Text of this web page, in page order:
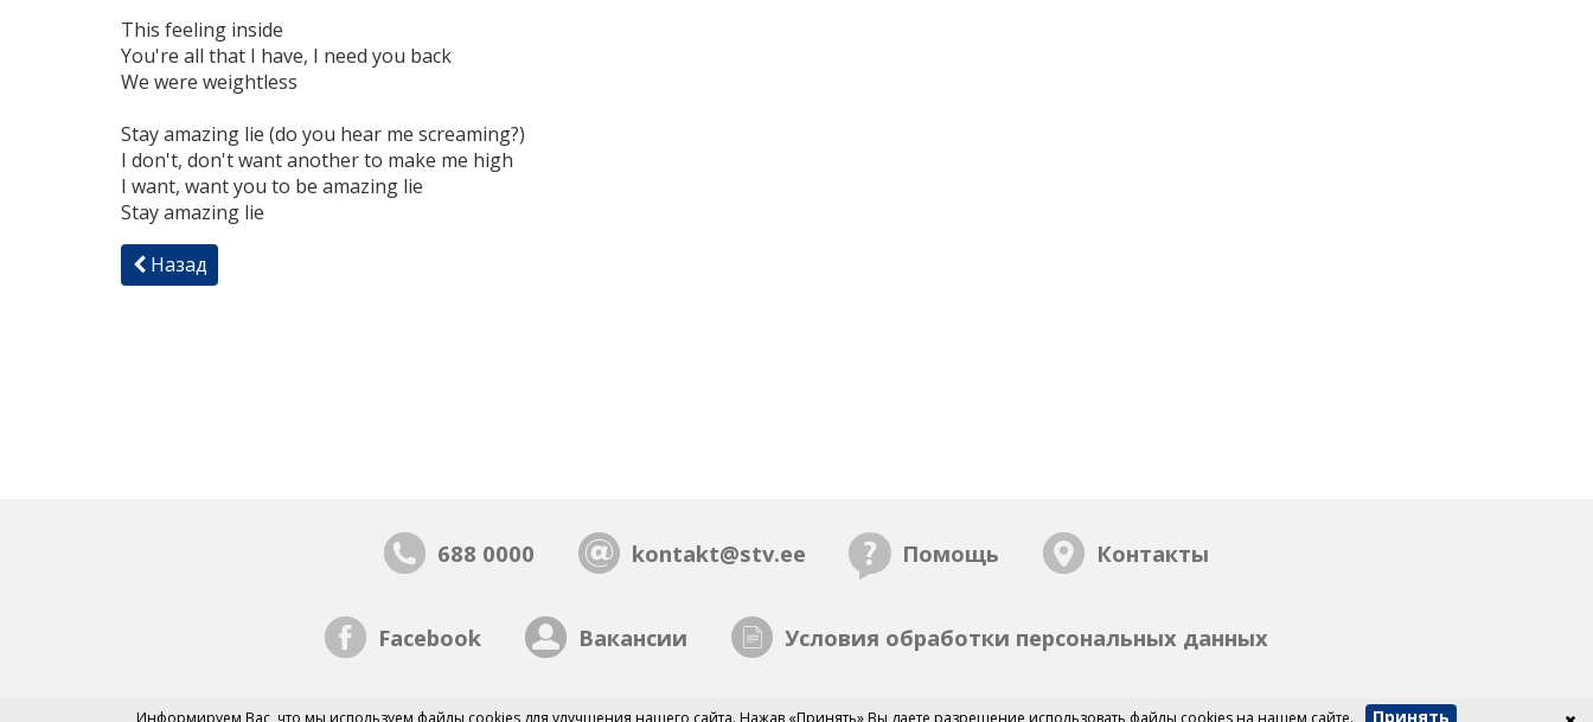
This feeling inside
You're all that I have, I need you back
We were weightless
Stay amazing lie (do you hear me screaming?)
I don't, don't want another to make me high
I want, want you to be amazing lie
Stay amazing lie
Назад
688 0000 kontakt@stv.ee Помощь Контакты
Facebook Вакансии Условия обработки персональных данных
Информируем Вас, что мы используем файлы cookies для улучшения нашего сайта. Нажав «Принять» Вы даете разрешение использовать файлы cookies на нашем сайте. Принять